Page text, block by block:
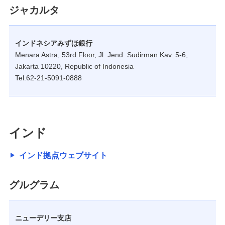
ジャカルタ
インドネシアみずほ銀行
Menara Astra, 53rd Floor, Jl. Jend. Sudirman Kav. 5-6,
Jakarta 10220, Republic of Indonesia
Tel.62-21-5091-0888
インド
インド拠点ウェブサイト
グルグラム
ニューデリー支店